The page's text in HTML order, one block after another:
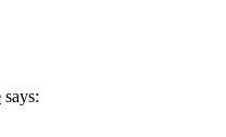
says: